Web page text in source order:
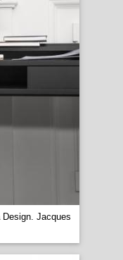
Design. Jacques